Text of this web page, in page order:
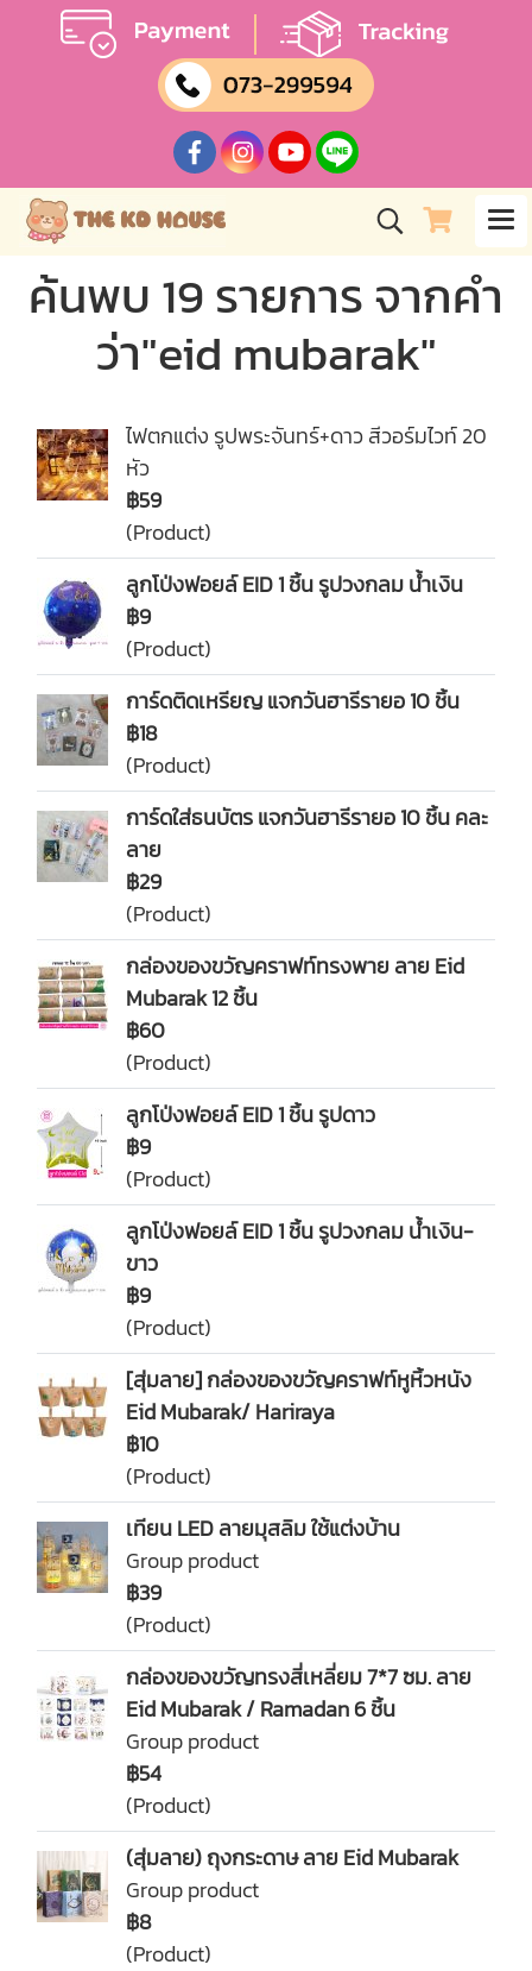
ค้นพบ 19 รายการ จากคำ
ว่า"eid mubarak"
ไฟตกแต่ง รูปพระจันทร์+ดาว สีวอร์มไวท์ 20
หัว
฿59
(Product)
ลูกโป่งฟอยล์ EID 1 ชิ้น รูปวงกลม น้ำเงิน
฿9
(Product)
การ์ดติดเหรียญ แจกวันฮารีรายอ 10 ชิ้น
฿18
(Product)
การ์ดใส่ธนบัตร แจกวันฮารีรายอ 10 ชิ้น คละ
ลาย
฿29
(Product)
กล่องของขวัญคราฟท์ทรงพาย ลาย Eid
Mubarak 12 ชิ้น
฿60
(Product)
ลูกโป่งฟอยล์ EID 1 ชิ้น รูปดาว
฿9
(Product)
ลูกโป่งฟอยล์ EID 1 ชิ้น รูปวงกลม น้ำเงิน-
ขาว
฿9
(Product)
[สุ่มลาย] กล่องของขวัญคราฟท์หูหิ้วหนัง
Eid Mubarak/ Hariraya
฿10
(Product)
เทียน LED ลายมุสลิม ใช้แต่งบ้าน
Group product
฿39
(Product)
กล่องของขวัญทรงสี่เหลี่ยม 7*7 ซม. ลาย
Eid Mubarak / Ramadan 6 ชิ้น
Group product
฿54
(Product)
(สุ่มลาย) ถุงกระดาษ ลาย Eid Mubarak
Group product
฿8
(Product)